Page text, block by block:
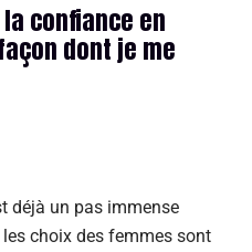
confiance en
dont je me
déjà un pas immense
choix des femmes sont